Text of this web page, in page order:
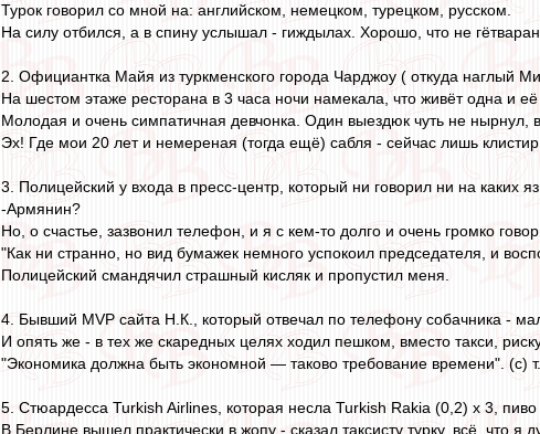
Турок говорил со мной на: английском, немецком, турецком, русском.
На силу отбился, а в спину услышал - гиждылах. Хорошо, что не
2. Официантка Майя из туркменского города Чарджоу ( откуда наглый
На шестом этаже ресторана в 3 часа ночи намекала, что живёт одна и её
Молодая и очень симпатичная девчонка. Один выездюк чуть не нырнул,
Эх! Где мои 20 лет и немереная (тогда ещё) сабля - сейчас лишь
3. Полицейский у входа в пресс-центр, который ни говорил ни на каких
-Армянин?
Но, о счастье, зазвонил телефон, и я с кем-то долго и очень громко
"Как ни странно, но вид бумажек немного успокоил председателя, и
Полицейский смандячил страшный кисляк и пропустил меня.
4. Бывший MVP сайта Н.К., который отвечал по телефону собачника -
И опять же - в тех же скаредных целях ходил пешком, вместо такси,
"Экономика должна быть экономной — таково требование времени". (с)
5. Стюардесса Turkish Airlines, которая несла Turkish Rakia (0,2) х 3,
В Берлине вышел практически в жопу - сказал таксисту турку, всё, что